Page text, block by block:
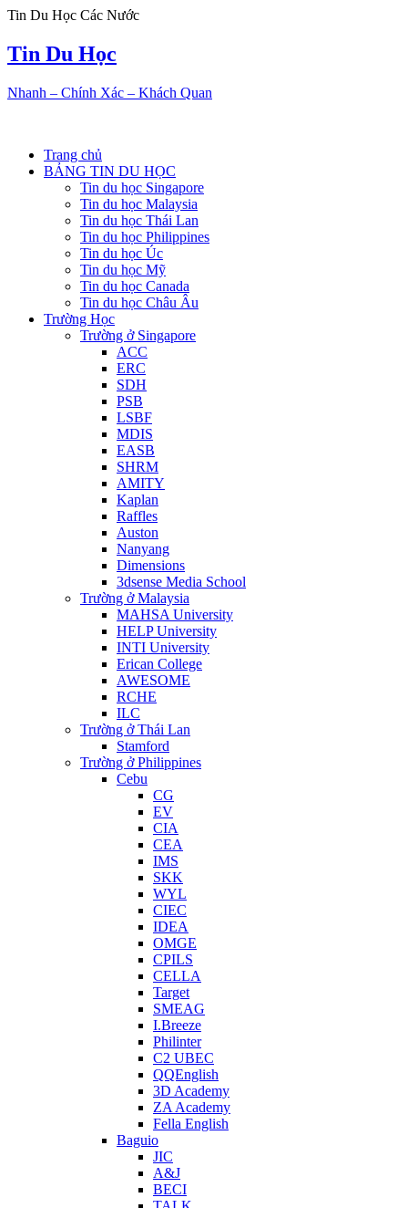
Tin Du Học Các Nước
Tin Du Học
Nhanh – Chính Xác – Khách Quan
Trang chủ
BẢNG TIN DU HỌC
Tin du học Singapore
Tin du học Malaysia
Tin du học Thái Lan
Tin du học Philippines
Tin du học Úc
Tin du học Mỹ
Tin du học Canada
Tin du học Châu Âu
Trường Học
Trường ở Singapore
ACC
ERC
SDH
PSB
LSBF
MDIS
EASB
SHRM
AMITY
Kaplan
Raffles
Auston
Nanyang
Dimensions
3dsense Media School
Trường ở Malaysia
MAHSA University
HELP University
INTI University
Erican College
AWESOME
RCHE
ILC
Trường ở Thái Lan
Stamford
Trường ở Philippines
Cebu
CG
EV
CIA
CEA
IMS
SKK
WYL
CIEC
IDEA
OMGE
CPILS
CELLA
Target
SMEAG
I.Breeze
Philinter
C2 UBEC
QQEnglish
3D Academy
ZA Academy
Fella English
Baguio
JIC
A&J
BECI